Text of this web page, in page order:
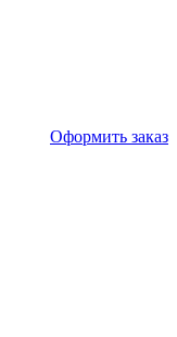
Оформить заказ